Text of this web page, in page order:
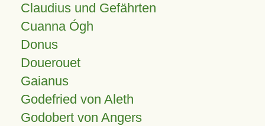
Claudius und Gefährten
Cuanna Ógh
Donus
Douerouet
Gaianus
Godefried von Aleth
Godobert von Angers